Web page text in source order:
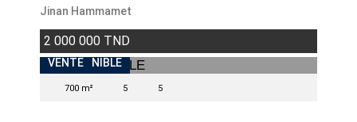
Jinan Hammamet
2 000 000 TND
INDISPONIBLE
VENTE
700 m² 5 5